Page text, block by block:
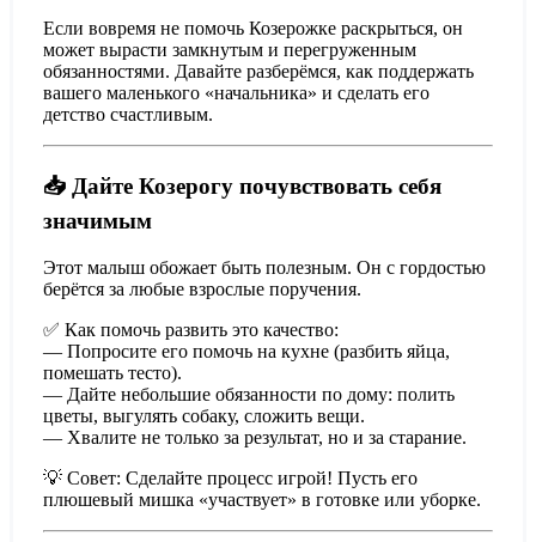
Если вовремя не помочь Козерожке раскрыться, он
может вырасти замкнутым и перегруженным
обязанностями. Давайте разберёмся, как поддержать
вашего маленького «начальника» и сделать его
детство счастливым.
📥 Дайте Козерогу почувствовать себя
значимым
Этот малыш обожает быть полезным. Он с гордостью
берётся за любые взрослые поручения.
✅ Как помочь развить это качество:
— Попросите его помочь на кухне (разбить яйца,
помешать тесто).
— Дайте небольшие обязанности по дому: полить
цветы, выгулять собаку, сложить вещи.
— Хвалите не только за результат, но и за старание.
💡 Совет: Сделайте процесс игрой! Пусть его
плюшевый мишка «участвует» в готовке или уборке.